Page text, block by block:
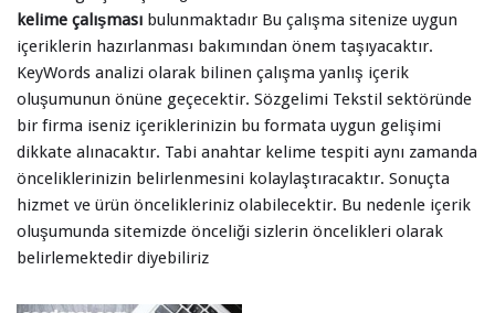
kelime çalışması bulunmaktadır Bu çalışma sitenize uygun
içeriklerin hazırlanması bakımından önem taşıyacaktır.
KeyWords analizi olarak bilinen çalışma yanlış içerik
oluşumunun önüne geçecektir. Sözgelimi Tekstil sektöründe
bir firma iseniz içeriklerinizin bu formata uygun gelişimi
dikkate alınacaktır. Tabi anahtar kelime tespiti aynı zamanda
önceliklerinizin belirlenmesini kolaylaştıracaktır. Sonuçta
hizmet ve ürün öncelikleriniz olabilecektir. Bu nedenle içerik
oluşumunda sitemizde önceliği sizlerin öncelikleri olarak
belirlemektedir diyebiliriz